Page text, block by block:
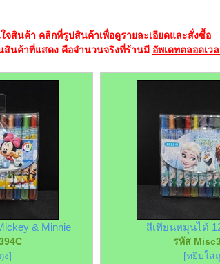
จสินค้า คลิกที่รูปสินค้าเพื่อดูรายละเอียดและสั่งซื้อ
สินค้าที่แสดง คือจำนวนจริงที่ร้านมี อัพเดทตลอดเว
& Minnie
ง]
สีเทียนหมุนได้
รหัส
[หยิบใส่